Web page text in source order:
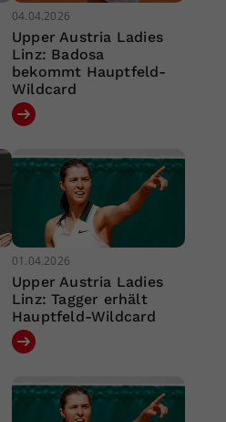
04.04.2026
Upper Austria Ladies
Linz: Badosa
bekommt Hauptfeld-
Wildcard
01.04.2026
Upper Austria Ladies
Linz: Tagger erhält
Hauptfeld-Wildcard